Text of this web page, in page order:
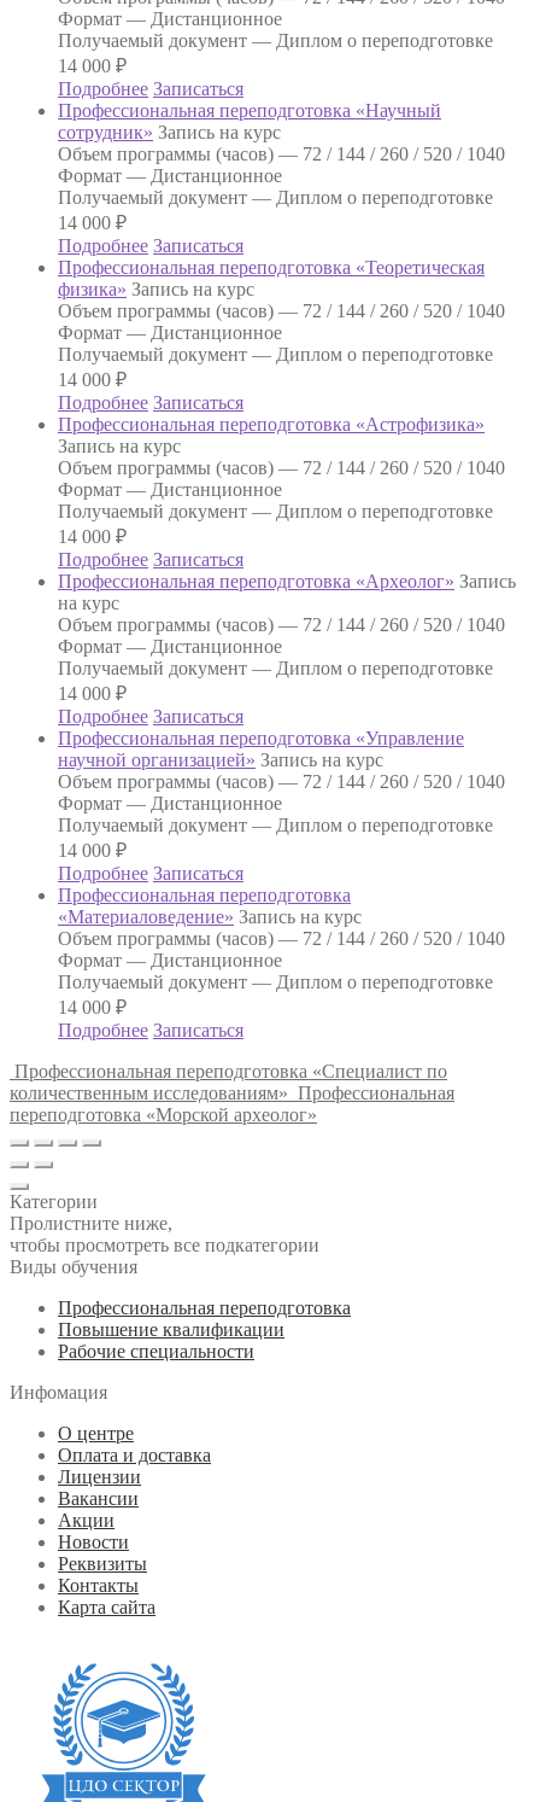
Формат — Дистанционное
Получаемый документ — Диплом о переподготовке
14 000 ₽
Подробнее Записаться
Профессиональная переподготовка «Научный
сотрудник» Запись на курс
Объем программы (часов) — 72 / 144 / 260 / 520 / 1040
Формат — Дистанционное
Получаемый документ — Диплом о переподготовке
14 000 ₽
Подробнее Записаться
Профессиональная переподготовка «Теоретическая
физика» Запись на курс
Объем программы (часов) — 72 / 144 / 260 / 520 / 1040
Формат — Дистанционное
Получаемый документ — Диплом о переподготовке
14 000 ₽
Подробнее Записаться
Профессиональная переподготовка «Астрофизика»
Запись на курс
Объем программы (часов) — 72 / 144 / 260 / 520 / 1040
Формат — Дистанционное
Получаемый документ — Диплом о переподготовке
14 000 ₽
Подробнее Записаться
Профессиональная переподготовка «Археолог» Запись
на курс
Объем программы (часов) — 72 / 144 / 260 / 520 / 1040
Формат — Дистанционное
Получаемый документ — Диплом о переподготовке
14 000 ₽
Подробнее Записаться
Профессиональная переподготовка «Управление
научной организацией» Запись на курс
Объем программы (часов) — 72 / 144 / 260 / 520 / 1040
Формат — Дистанционное
Получаемый документ — Диплом о переподготовке
14 000 ₽
Подробнее Записаться
Профессиональная переподготовка
«Материаловедение» Запись на курс
Объем программы (часов) — 72 / 144 / 260 / 520 / 1040
Формат — Дистанционное
Получаемый документ — Диплом о переподготовке
14 000 ₽
Подробнее Записаться
Профессиональная переподготовка «Специалист по
количественным исследованиям» Профессиональная
переподготовка «Морской археолог»
Категории
Пролистните ниже,
чтобы просмотреть все подкатегории
Виды обучения
Профессиональная переподготовка
Повышение квалификации
Рабочие специальности
Инфомация
О центре
Оплата и доставка
Лицензии
Вакансии
Акции
Новости
Реквизиты
Контакты
Карта сайта